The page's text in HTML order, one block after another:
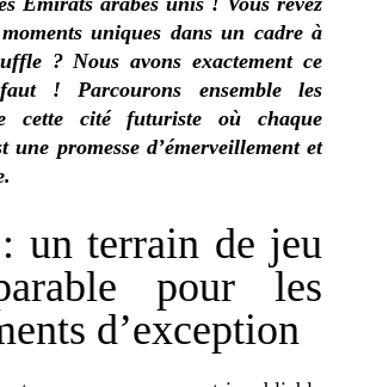
uniques dans un cadre à
? Nous avons exactement ce
! Parcourons ensemble les
cette cité futuriste où chaque
une promesse d’émerveillement et
un terrain de jeu
pour les
d’exception